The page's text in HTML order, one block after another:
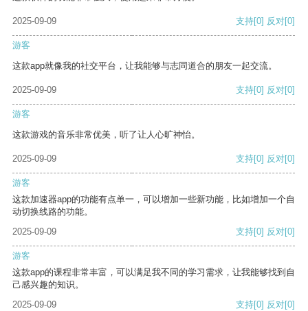
2025-09-09 支持[0] 反对[0]
游客
这款app就像我的社交平台，让我能够与志同道合的朋友一起交流。
2025-09-09 支持[0] 反对[0]
游客
这款游戏的音乐非常优美，听了让人心旷神怡。
2025-09-09 支持[0] 反对[0]
游客
这款加速器app的功能有点单一，可以增加一些新功能，比如增加一个自
动切换线路的功能。
2025-09-09
支持[0] 反对[0]
游客
这款app的课程非常丰富，可以满足我不同的学习需求，让我能够找到自
己感兴趣的知识。
2025-09-09
支持[0] 反对[0]